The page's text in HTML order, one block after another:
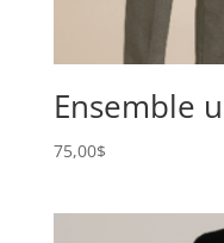
Ensemble
75,00$